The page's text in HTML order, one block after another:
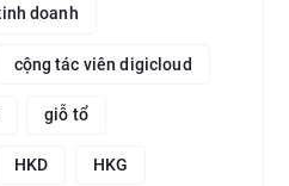
doanh
cộng tác viên digicloud
giỗ tổ
HKD HKG